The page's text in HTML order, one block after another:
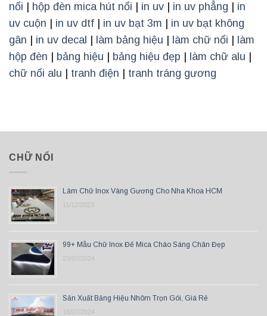
nổi
hộp đèn mica hút nổi in uv in uv phẳng
in
uv cuộn
in uv dtf in uv bạt 3m
in uv bạt không
gân
in uv decal làm bảng hiệu làm chữ nổi
làm
hộp đèn
bảng hiệu bảng hiệu đẹp làm chữ alu
chữ nổi alu
tranh điện tranh tráng gương
CHỮ NỔI
Làm Chữ Inox Vàng Gương Cho Nha Khoa HCM
11/12/2023
99+ Mẫu Chữ Inox Đế Mica Cháo Sáng Chân Đẹp
23/07/2024
Sản Xuất Bảng Hiệu Nhôm Trọn Gói, Giá Rẻ
16/07/2024